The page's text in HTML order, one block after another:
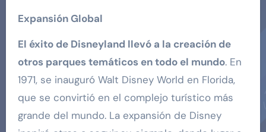
Expansión Global
El éxito de Disneyland llevó a la creación de
otros parques temáticos en todo el mundo. En
1971, se inauguró Walt Disney World en Florida,
que se convirtió en el complejo turístico más
grande del mundo. La expansión de Disney